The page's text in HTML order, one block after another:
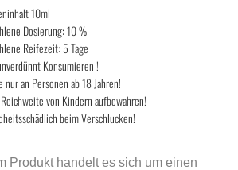
10ml
Dosierung: 10 %
Reifezeit: 5 Tage
Konsumieren !
nur an Personen ab 18 Jahren!
von Kindern aufbewahren!
beim Verschlucken!
Produkt handelt es sich um einen